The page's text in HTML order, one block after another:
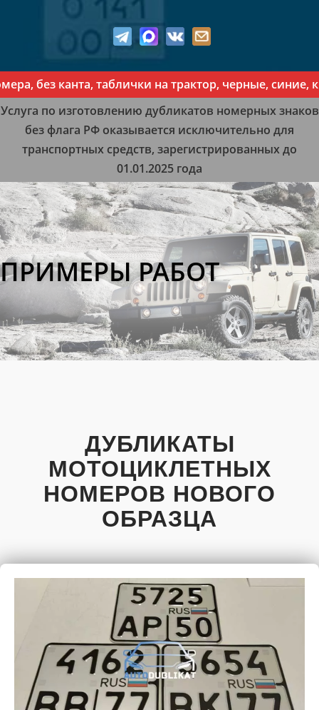
без канта, таблички на трактор, черные, синие,
Услуга по изготовлению дубликатов номерных знаков
без флага РФ оказывается исключительно для
транспортных средств, зарегистрированных до
01.01.2025 года
ПРИМЕРЫ РАБОТ
ДУБЛИКАТЫ
МОТОЦИКЛЕТНЫХ
НОМЕРОВ НОВОГО
ОБРАЗЦА